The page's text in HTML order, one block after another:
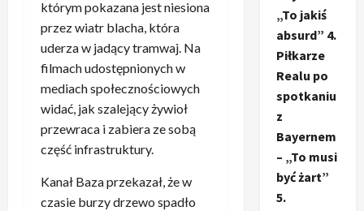
którym pokazana jest niesiona
przez wiatr blacha, która
uderza w jadący tramwaj. Na
filmach udostępnionych w
mediach społecznościowych
widać, jak szalejący żywioł
przewraca i zabiera ze sobą
część infrastruktury.
Kanał Baza przekazał, że w
czasie burzy drzewo spadło
„To jakiś
absurd” 4.
Piłkarze
Realu po
spotkaniu
z
Bayernem
– „To musi
być żart”
5.